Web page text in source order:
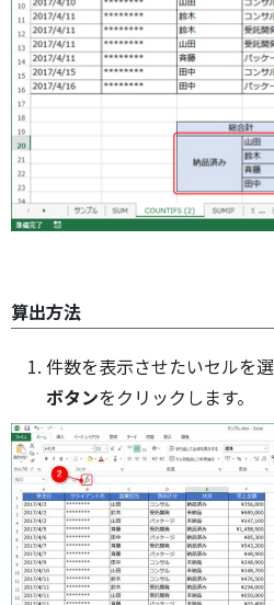
算出方法
件数を表示させたいセルを選
ボタンをクリックします。